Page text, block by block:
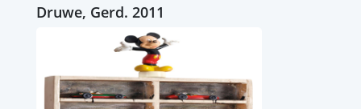
Druwe, Gerd. 2011